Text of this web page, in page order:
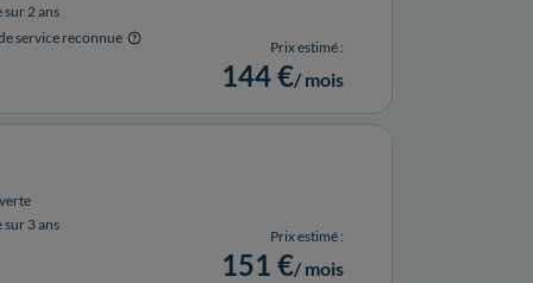
sur 2 ans
service reconnue
Prix estimé :
144 €/ mois
sur 3 ans
Prix estimé :
151 €/ mois